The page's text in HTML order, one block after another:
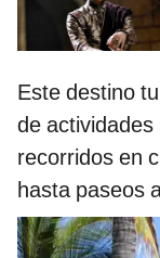
Este destino
de
recorridos en
hasta paseos